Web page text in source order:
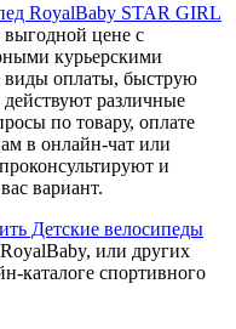
RoyalBaby STAR GIRL
выгодной цене с
курьерскими
оплаты, быструю
действуют различные
по товару, оплате
в онлайн-чат или
и
вариант.
Детские велосипеды
или других
каталоге спортивного